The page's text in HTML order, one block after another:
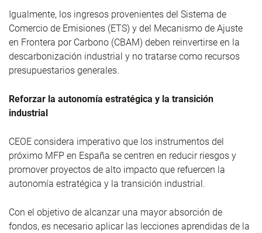
Igualmente, los ingresos provenientes del Sistema de
Comercio de Emisiones (ETS) y del Mecanismo de Ajuste
en Frontera por Carbono (CBAM) deben reinvertirse en la
descarbonización industrial y no tratarse como recursos
presupuestarios generales.
Reforzar la autonomía estratégica y la transición
industrial
CEOE considera imperativo que los instrumentos del
próximo MFP en España se centren en reducir riesgos y
promover proyectos de alto impacto que refuercen la
autonomía estratégica y la transición industrial.
Con el objetivo de alcanzar una mayor absorción de
fondos, es necesario aplicar las lecciones aprendidas de la